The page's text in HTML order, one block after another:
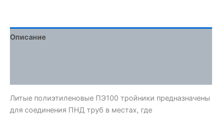
Описание
Литые полиэтиленовые ПЭ100 тройники предназначены
для соединения ПНД труб в местах, где